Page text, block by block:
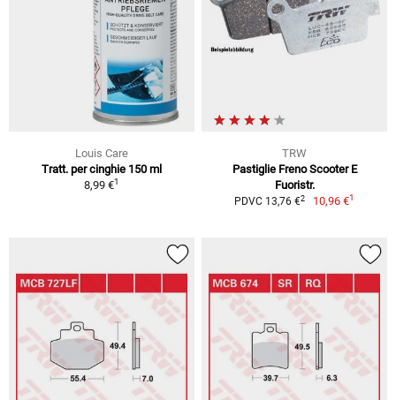
Louis Care
Tratt. per cinghie 150 ml
8,99 €1
TRW
Pastiglie Freno Scooter E
Fuoristr.
PDVC 13,76 €2 10,96 €1